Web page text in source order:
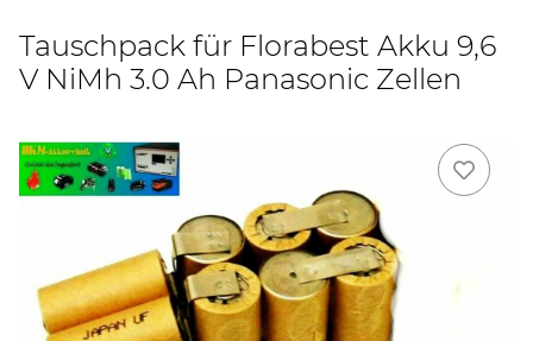
Tauschpack für Florabest Akku 9,6
V NiMh 3.0 Ah Panasonic Zellen